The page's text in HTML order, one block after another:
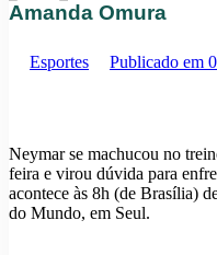
Amanda Omura
Esportes Publicado em
Neymar se machucou no
feira e virou dúvida para
acontece às 8h (de Brasília)
do Mundo, em Seul.